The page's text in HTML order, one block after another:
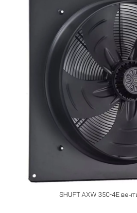
SHUFT AXW 350-4E